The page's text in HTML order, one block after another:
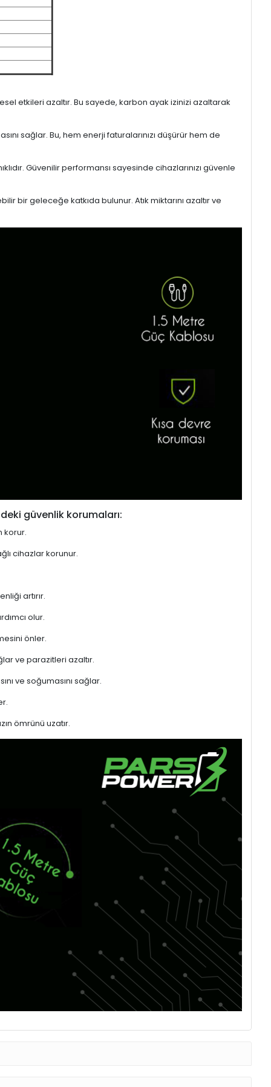
etkileri azaltır. Bu sayede, karbon ayak izinizi azaltarak
sağlar. Bu, hem enerji faturalarınızı düşürür hem de
Güvenilir performansı sayesinde cihazlarınızı güvenle
bir geleceğe katkıda bulunur. Atık miktarını azaltır ve
güvenlik korumaları:
korur.
cihazlar korunur.
artırır.
olur.
önler.
ve parazitleri azaltır.
ve soğumasını sağlar.
ömrünü uzatır.